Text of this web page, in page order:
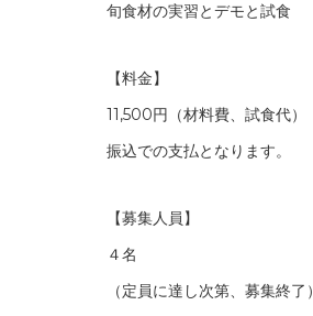
旬食材の実習とデモと試食
【料金】
11,500円（材料費、試食代）
振込での支払となります。
【募集人員】
４名
（定員に達し次第、募集終了）